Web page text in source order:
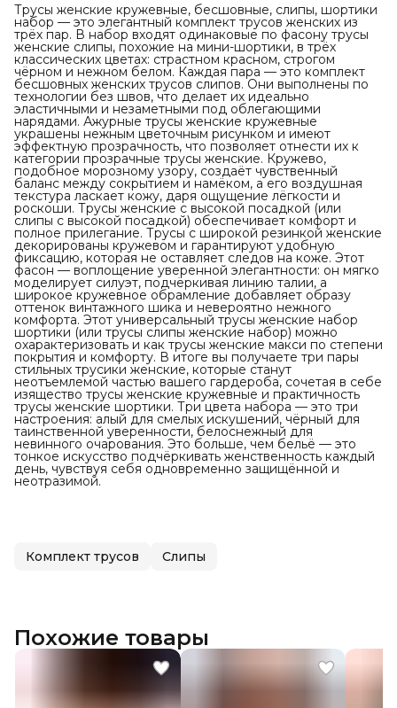
Трусы женские кружевные, бесшовные, слипы, шортики
набор — это элегантный комплект трусов женских из
трёх пар. В набор входят одинаковые по фасону трусы
женские слипы, похожие на мини-шортики, в трёх
классических цветах: страстном красном, строгом
чёрном и нежном белом. Каждая пара — это комплект
бесшовных женских трусов слипов. Они выполнены по
технологии без швов, что делает их идеально
эластичными и незаметными под облегающими
нарядами. Ажурные трусы женские кружевные
украшены нежным цветочным рисунком и имеют
эффектную прозрачность, что позволяет отнести их к
категории прозрачные трусы женские. Кружево,
подобное морозному узору, создаёт чувственный
баланс между сокрытием и намёком, а его воздушная
текстура ласкает кожу, даря ощущение лёгкости и
роскоши. Трусы женские с высокой посадкой (или
слипы с высокой посадкой) обеспечивает комфорт и
полное прилегание. Трусы с широкой резинкой женские
декорированы кружевом и гарантируют удобную
фиксацию, которая не оставляет следов на коже. Этот
фасон — воплощение уверенной элегантности: он мягко
моделирует силуэт, подчёркивая линию талии, а
широкое кружевное обрамление добавляет образу
оттенок винтажного шика и невероятно нежного
комфорта. Этот универсальный трусы женские набор
шортики (или трусы слипы женские набор) можно
охарактеризовать и как трусы женские макси по степени
покрытия и комфорту. В итоге вы получаете три пары
стильных трусики женские, которые станут
неотъемлемой частью вашего гардероба, сочетая в себе
изящество трусы женские кружевные и практичность
трусы женские шортики. Три цвета набора — это три
настроения: алый для смелых искушений, чёрный для
таинственной уверенности, белоснежный для
невинного очарования. Это больше, чем бельё — это
тонкое искусство подчёркивать женственность каждый
день, чувствуя себя одновременно защищённой и
неотразимой.
Комплект трусов Слипы
Похожие товары